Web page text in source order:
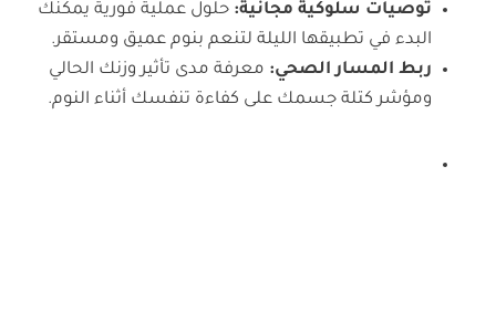
توصيات سلوكية مجانية: حلول عملية فورية يمكنك
البدء في تطبيقها الليلة لتنعم بنوم عميق ومستقر.
ربط المسار الصحي: معرفة مدى تأثير وزنك الحالي
ومؤشر كتلة جسمك على كفاءة تنفسك أثناء النوم.